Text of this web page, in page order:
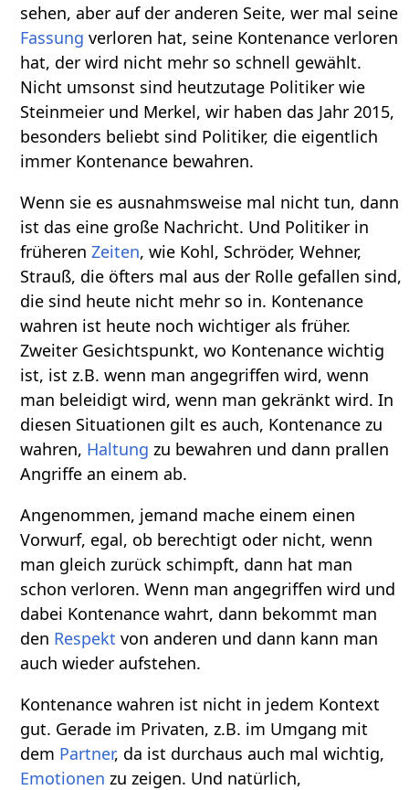
sehen, aber auf der anderen Seite, wer mal seine
Fassung verloren hat, seine Kontenance verloren
hat, der wird nicht mehr so schnell gewählt.
Nicht umsonst sind heutzutage Politiker wie
Steinmeier und Merkel, wir haben das Jahr 2015,
besonders beliebt sind Politiker, die eigentlich
immer Kontenance bewahren.
Wenn sie es ausnahmsweise mal nicht tun, dann
ist das eine große Nachricht. Und Politiker in
früherenZeiten, wie Kohl, Schröder, Wehner,
Strauß, die öfters mal aus der Rolle gefallen sind,
die sind heute nicht mehr so in. Kontenance
wahren ist heute noch wichtiger als früher.
Zweiter Gesichtspunkt, wo Kontenance wichtig
ist, ist z.B. wenn man angegriffen wird, wenn
man beleidigt wird, wenn man gekränkt wird. In
diesen Situationen gilt es auch, Kontenance zu
wahren, Haltung zu bewahren und dann prallen
Angriffe an einem ab.
Angenommen, jemand mache einem einen
Vorwurf, egal, ob berechtigt oder nicht, wenn
man gleich zurück schimpft, dann hat man
schon verloren. Wenn man angegriffen wird und
dabei Kontenance wahrt, dann bekommt man
den Respekt von anderen und dann kann man
auch wieder aufstehen.
Kontenance wahren ist nicht in jedem Kontext
gut. Gerade im Privaten, z.B. im Umgang mit
dem Partner, da ist durchaus auch mal wichtig,
Emotionen zu zeigen. Und natürlich,